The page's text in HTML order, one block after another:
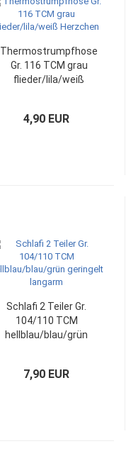
Thermostrumpfhose
Gr. 116 TCM grau
flieder/lila/weiß
4,90 EUR
Schlafi 2 Teiler Gr.
104/110 TCM
hellblau/blau/grün
7,90 EUR